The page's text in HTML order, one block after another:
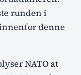
runden i
denne
NATO at